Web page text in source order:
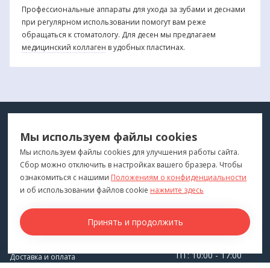
Профессиональные аппараты для ухода за зубами и деснами
при регулярном использовании помогут вам реже
обращаться к стоматологу. Для десен мы предлагаем
медицинский коллаген в удобных пластинах.
ДЛЯ ВАС
"Медтехника для Вас"©2026
ПОКУПАТЕЛЯМ
Каталог
Бренды
Для оптовиков
Доставка и оплата
КОНТАКТЫ
г. Владивосток
ПТ: 10:00 - 17:00
Мы используем файлы cookies
Мы используем файлы cookies для улучшения работы сайта.
Сбор можно отключить в настройках вашего бразера. Чтобы
ознакомиться с нашими Положениям о конфиденциальности
и об использовании файлов cookie нажмите здесь
Принять и продолжить